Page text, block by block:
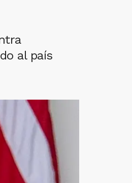
al país